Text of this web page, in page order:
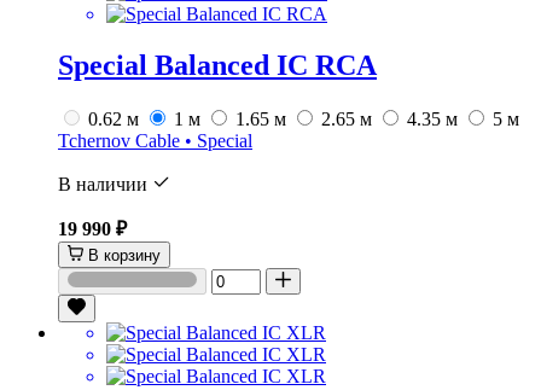
Special Balanced IC RCA
0.62 м 1 м 1.65 м 2.65 м 4.35 м
5 м
Tchernov Cable • Special
В наличии
19 990 ₽
В корзину